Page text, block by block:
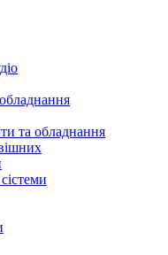
та обладнання